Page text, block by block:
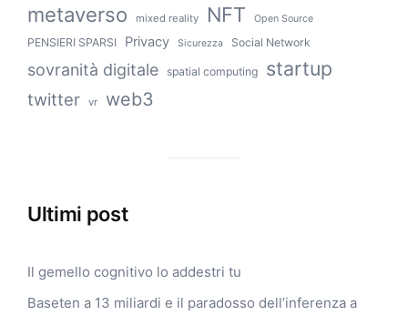
metaverso mixed reality NFT Open Source
PENSIERI SPARSI Privacy Sicurezza Social Network
sovranità digitale spatial computing startup
twitter vr web3
Ultimi post
Il gemello cognitivo lo addestri tu
Baseten a 13 miliardi e il paradosso dell’inferenza a